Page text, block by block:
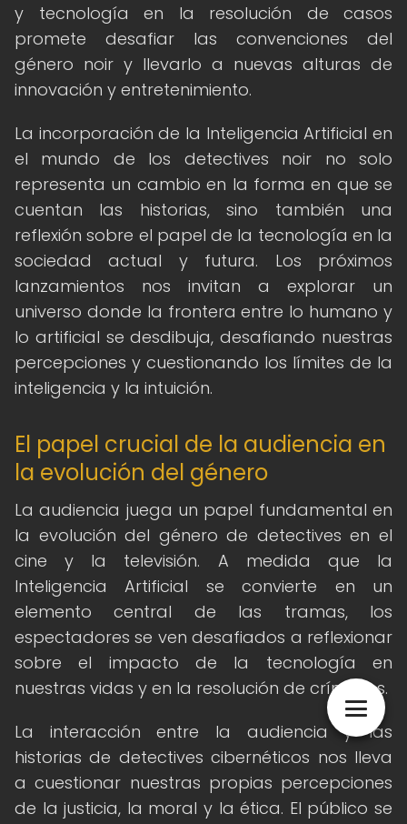
y tecnología en la resolución de casos
promete desafiar las convenciones del
género noir y llevarlo a nuevas alturas de
innovación y entretenimiento.
La incorporación de la Inteligencia Artificial en
el mundo de los detectives noir no solo
representa un cambio en la forma en que se
cuentan las historias, sino también una
reflexión sobre el papel de la tecnología en la
sociedad actual y futura. Los próximos
lanzamientos nos invitan a explorar un
universo donde la frontera entre lo humano y
lo artificial se desdibuja, desafiando nuestras
percepciones y cuestionando los límites de la
inteligencia y la intuición.
El papel crucial de la audiencia en
la evolución del género
La audiencia juega un papel fundamental en
la evolución del género de detectives en el
cine y la televisión. A medida que la
Inteligencia Artificial se convierte en un
elemento central de las tramas, los
espectadores se ven desafiados a reflexionar
sobre el impacto de la tecnología en
nuestras vidas y en la resolución de crímenes.
La interacción entre la audiencia y las
historias de detectives cibernéticos nos lleva
a cuestionar nuestras propias percepciones
de la justicia, la moral y la ética. El público se